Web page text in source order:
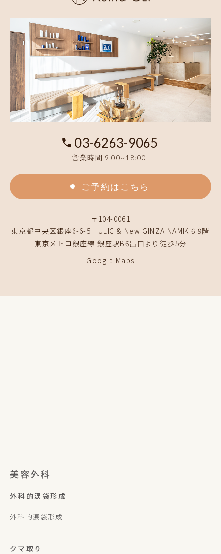
03-6263-9065
営業時間 9:00~18:00
ご予約はこちら
〒104-0061
東京都中央区銀座6-6-5 HULIC & New GINZA NAMIKI6 9階
東京メトロ銀座線 銀座駅B6出口より徒歩5分
Google Maps
美容外科
外科的涙袋形成
外科的涙袋形成
クマ取り